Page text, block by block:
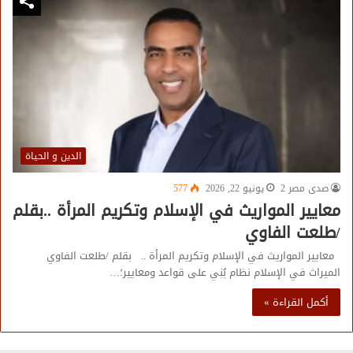
الدين و الحياة
صدى مصر 2
يونيو 22, 2026 577
معايير المواريث في الإسلام وتكريم المرأة ..بقلم
/طلعت الفاوي
معايير المواريث في الإسلام وتكريم المرأة .. بقلم /طلعت الفاوي
الميراث في الإسلام نظام بُنِي على قواعد ومعايير؛…
أكمل القراءة »